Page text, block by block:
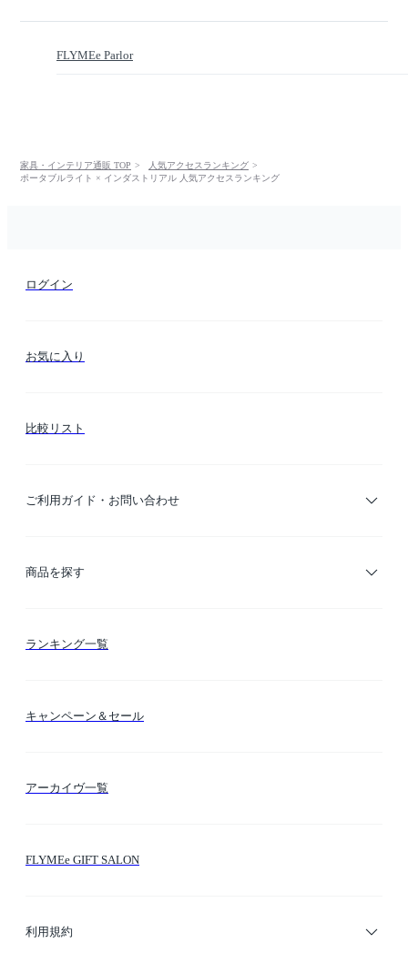
FLYMEe Parlor
家具・インテリア通販 TOP
人気アクセスランキング
ポータブルライト × インダストリアル 人気アクセスランキング
ログイン
お気に入り
比較リスト
ご利用ガイド・お問い合わせ
ご利用ガイド
商品を探す
カテゴリー検索
ランキング一覧
キャンペーン＆セール
アーカイヴ一覧
FLYMEe GIFT SALON
利用規約